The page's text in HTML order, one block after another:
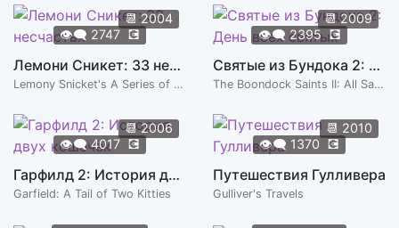
📆2004
👁️‍🗨️ 2747 💽
Лемони Сникет: 33 несчастья
Lemony Snicket's A Series of Unfortunate Events
📆2009
👁️‍🗨️ 2395 💽
Святые из Бундока 2: День всех святых
The Boondock Saints II: All Saints Day
📆2006
👁️‍🗨️4017 💽
Гарфилд 2: История двух кошечек
Garfield: A Tail of Two Kitties
📆 2010
👁️‍🗨️ 1370 💽
Путешествия Гулливера
Gulliver's Travels